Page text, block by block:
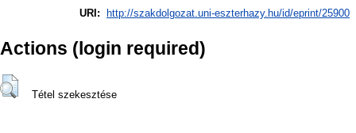
URI:
http://szakdolgozat.uni-eszterhazy.hu/id/eprint/25900
Actions (login required)
Tétel szekesztése